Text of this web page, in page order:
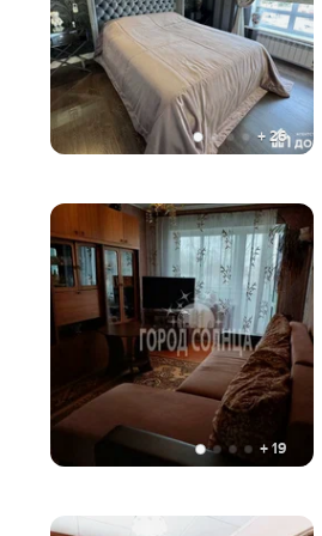
+ 26
+ 19